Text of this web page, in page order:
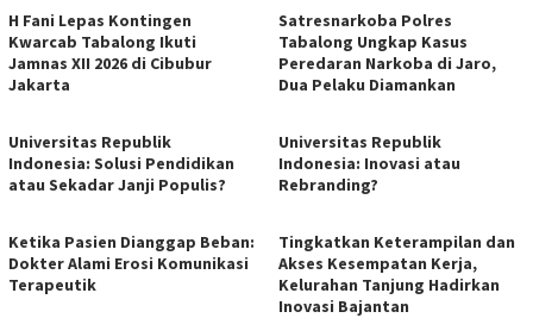
H Fani Lepas Kontingen
Kwarcab Tabalong Ikuti
Jamnas XII 2026 di Cibubur
Jakarta
Satresnarkoba Polres
Tabalong Ungkap Kasus
Peredaran Narkoba di Jaro,
Dua Pelaku Diamankan
Universitas Republik
Indonesia: Solusi Pendidikan
atau Sekadar Janji Populis?
Universitas Republik
Indonesia: Inovasi atau
Rebranding?
Ketika Pasien Dianggap Beban:
Dokter Alami Erosi Komunikasi
Terapeutik
Tingkatkan Keterampilan dan
Akses Kesempatan Kerja,
Kelurahan Tanjung Hadirkan
Inovasi Bajantan